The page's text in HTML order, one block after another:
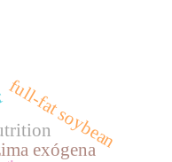
exógena
full-fat soybean